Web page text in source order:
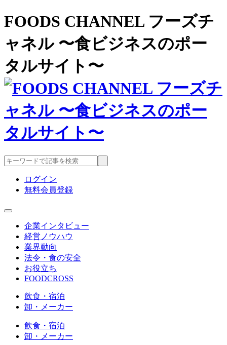
FOODS CHANNEL フーズチ
ャネル 〜食ビジネスのポー
タルサイト〜
ログイン
無料会員登録
企業インタビュー
経営ノウハウ
業界動向
法令・食の安全
お役立ち
FOODCROSS
飲食・宿泊
卸・メーカー
飲食・宿泊
卸・メーカー